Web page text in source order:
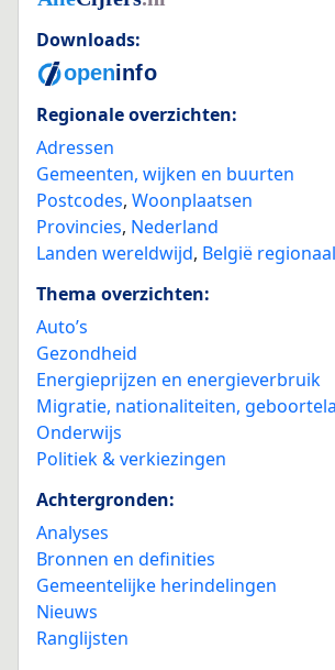
Downloads:
Regionale overzichten:
Adressen
Gemeenten, wijken en buurten
Postcodes, Woonplaatsen
Provincies, Nederland
Landen wereldwijd, België regionaal
Thema overzichten:
Auto’s
Gezondheid
Energieprijzen en energieverbruik
Migratie, nationaliteiten,
Onderwijs
Politiek & verkiezingen
Achtergronden:
Analyses
Bronnen en definities
Gemeentelijke herindelingen
Nieuws
Ranglijsten